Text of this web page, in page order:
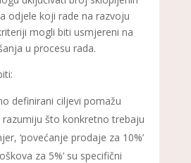
odjele koji rade na razvoju
mogli biti usmjereni na
u procesu rada.
definirani ciljevi pomažu
razumiju što konkretno trebaju
‘povećanje prodaje za 10%’
za 5%’ su specifični